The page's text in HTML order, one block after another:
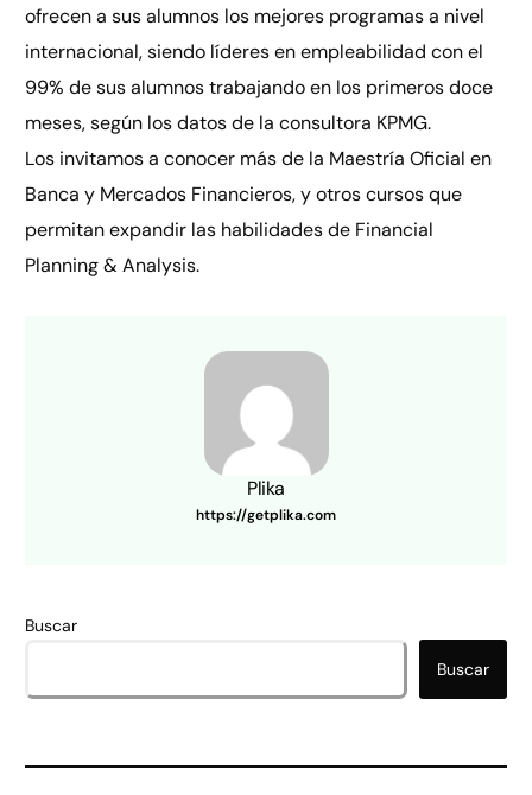
ofrecen a sus alumnos los mejores programas a nivel
internacional, siendo líderes en empleabilidad con el
99% de sus alumnos trabajando en los primeros doce
meses, según los datos de la consultora KPMG.
Los invitamos a conocer más de la Maestría Oficial en
Banca y Mercados Financieros, y otros cursos que
permitan expandir las habilidades de Financial
Planning & Analysis.
Plika
https://getplika.com
Buscar
Buscar